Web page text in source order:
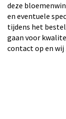
deze
en eventuele
tijdens het
gaan voor
contact op en wij